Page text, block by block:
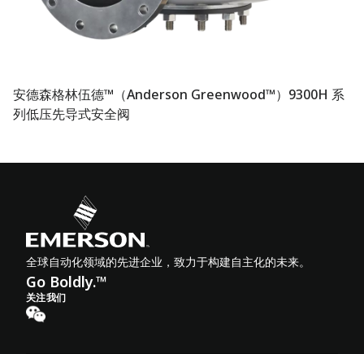
安德森格林伍德™（Anderson Greenwood™）9300H 系
列低压先导式安全阀
全球自动化领域的先进企业，致力于构建自主化的未来。
Go Boldly.™
关注我们